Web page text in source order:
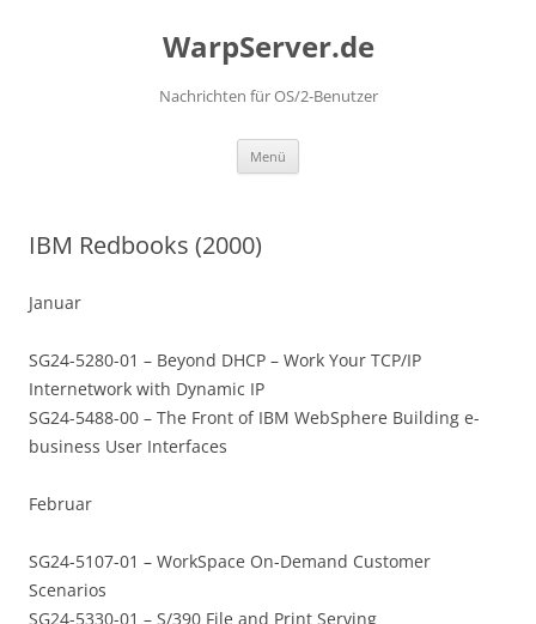
WarpServer.de
Nachrichten für OS/2-Benutzer
Menü
IBM Redbooks (2000)
Januar
SG24-5280-01 – Beyond DHCP – Work Your TCP/IP
Internetwork with Dynamic IP
SG24-5488-00 – The Front of IBM WebSphere Building e-
business User Interfaces
Februar
SG24-5107-01 – WorkSpace On-Demand Customer
Scenarios
SG24-5330-01 – S/390 File and Print Serving